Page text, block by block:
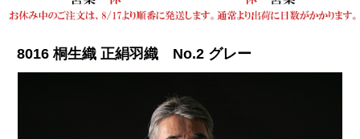
8016 桐生織 正絹羽織 No.2 グレー